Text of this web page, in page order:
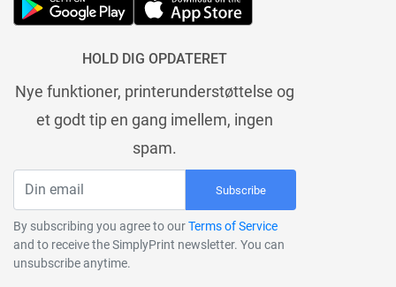
HOLD DIG OPDATERET
Nye funktioner, printerunderstøttelse og
et godt tip en gang imellem, ingen
spam.
Subscribe
By subscribing you agree to ourTerms of Service
and to receive the SimplyPrint newsletter. You can
unsubscribe anytime.